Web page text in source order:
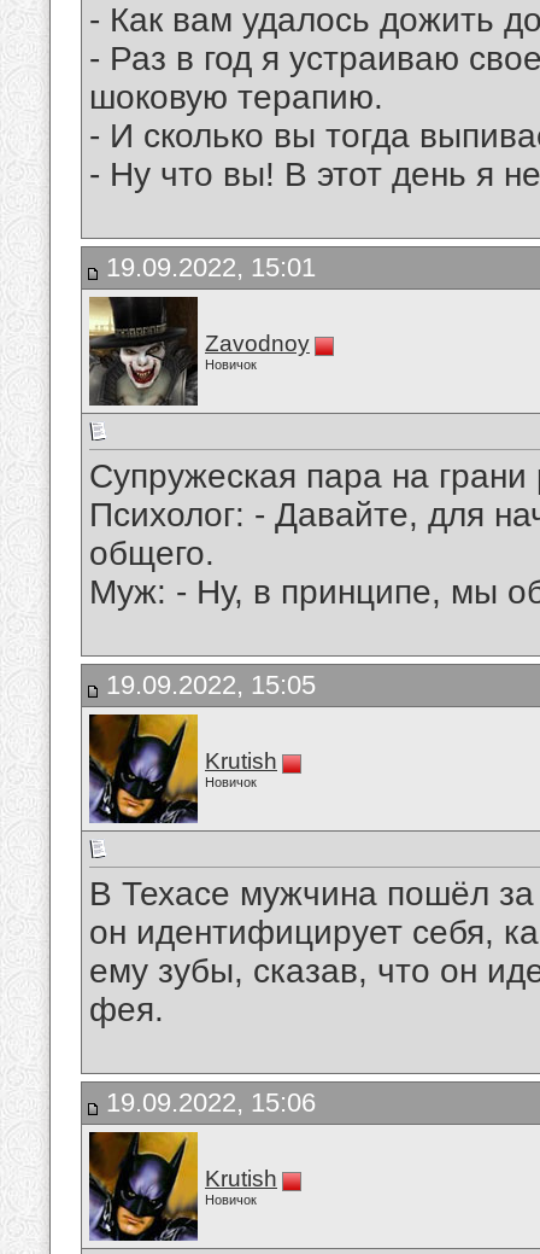
- Как вам удалось дожить
- Раз в год я устраиваю
шоковую терапию.
- И сколько вы тогда
- Ну что вы! В этот день я
19.09.2022, 15:01
Zavodnoy
Новичок
Супружеская пара на грани
Психолог: - Давайте, для
общего.
Муж: - Ну, в принципе, мы
19.09.2022, 15:05
Krutish
Новичок
В Техасе мужчина пошёл
он идентифицирует себя,
ему зубы, сказав, что он
фея.
19.09.2022, 15:06
Krutish
Новичок